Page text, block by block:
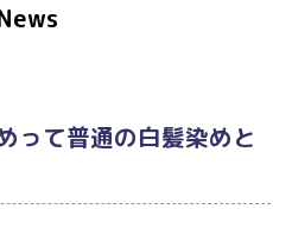
って普通の白髪染めと